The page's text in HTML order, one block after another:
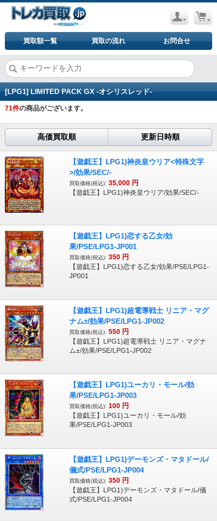
買取額一覧 買取の流れ お問合せ
[LPG1] LIMITED PACK GX -オシリスレッド-
71件の商品がございます。
高価買取順 更新日時順
【遊戯王】LPG1)神炎皇ウリア<特殊文字
>/効果/SEC/-
買取価格(税込): 35,000 円
【遊戯王】LPG1)神炎皇ウリア/効果/SEC/-
【遊戯王】LPG1)恋する乙女/効
果/PSE/LPG1-JP001
買取価格(税込): 350 円
【遊戯王】LPG1)恋する乙女/効果/PSE/LPG1-
JP001
【遊戯王】LPG1)超電導戦士 リニア・マグ
ナム±/効果/PSE/LPG1-JP002
買取価格(税込): 550 円
【遊戯王】LPG1)超電導戦士 リニア・マグナ
ム±/効果/PSE/LPG1-JP002
【遊戯王】LPG1)ユーカリ・モール/効
果/PSE/LPG1-JP003
買取価格(税込): 100 円
【遊戯王】LPG1)ユーカリ・モール/効
果/PSE/LPG1-JP003
【遊戯王】LPG1)デーモンズ・マタドール/
儀式/PSE/LPG1-JP004
買取価格(税込): 350 円
【遊戯王】LPG1)デーモンズ・マタドール/儀
式/PSE/LPG1-JP004